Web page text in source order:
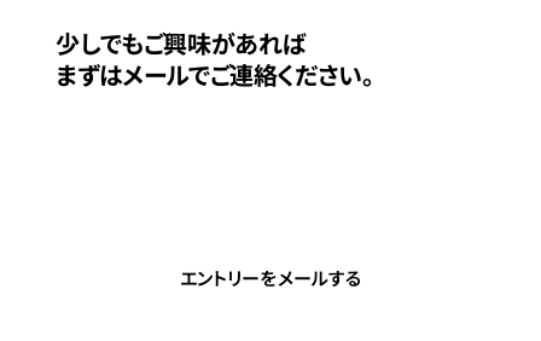
少しでもご興味があれば
まずはメールでご連絡ください。
エントリーをメールする